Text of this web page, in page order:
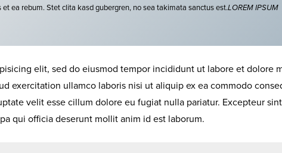
ea rebum. Stet clita kasd gubergren, no sea takimata sanctus est.LOREM IPSUM
elit, sed do eiusmod tempor incididunt ut labore et dolore
exercitation ullamco laboris nisi ut aliquip ex ea commodo
velit esse cillum dolore eu fugiat nulla pariatur. Excepteur sint
qui officia deserunt mollit anim id est laborum.